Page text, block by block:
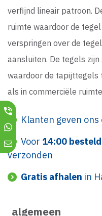
verfijnd lineair patroon.
ruimte waardoor de
verspringen over de
aansluiten. De tegels
waardoor de tapijttegels
als in commerciële
Klanten geven ons
Voor 14:00 besteld
verzonden
Gratis afhalen in
algemeen